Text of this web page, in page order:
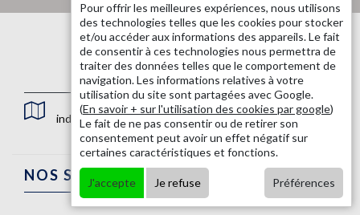
indisponible
NOS SERVICES
Pour offrir les meilleures expériences, nous utilisons
des technologies telles que les cookies pour stocker
et/ou accéder aux informations des appareils. Le fait
de consentir à ces technologies nous permettra de
traiter des données telles que le comportement de
navigation. Les informations relatives à votre
utilisation du site sont partagées avec Google.
(En savoir + sur l'utilisation des cookies par google)
Le fait de ne pas consentir ou de retirer son
consentement peut avoir un effet négatif sur
certaines caractéristiques et fonctions.
J'accepte Je refuse Préférences